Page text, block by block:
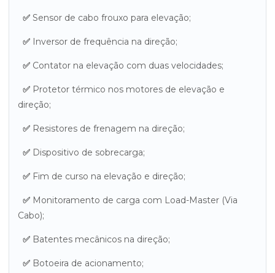
✅ Sensor de cabo frouxo para elevação;
✅ Inversor de frequência na direção;
✅ Contator na elevação com duas velocidades;
✅ Protetor térmico nos motores de elevação e
direção;
✅ Resistores de frenagem na direção;
✅ Dispositivo de sobrecarga;
✅ Fim de curso na elevação e direção;
✅ Monitoramento de carga com Load-Master (Via
Cabo);
✅ Batentes mecânicos na direção;
✅ Botoeira de acionamento;